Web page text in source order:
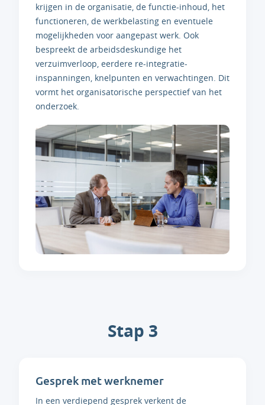
krijgen in de organisatie, de functie-inhoud, het
functioneren, de werkbelasting en eventuele
mogelijkheden voor aangepast werk. Ook
bespreekt de arbeidsdeskundige het
verzuimverloop, eerdere re-integratie-
inspanningen, knelpunten en verwachtingen. Dit
vormt het organisatorische perspectief van het
onderzoek.
Stap 3
Gesprek met werknemer
In een verdiepend gesprek verkent de